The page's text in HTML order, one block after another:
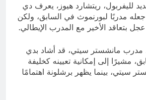
لليفربول، ريتشارد هيوز، يعرف دي
مدربًا لبورنموث في السابق، ولكن
عجل بتعاقد الأخير مع المدرب الإيطالي.
مدرب مانشستر سيتي، قد أشاد بدي
مشيرًا إلى إمكانية تعيينه كخليفة
سيتي، بينما يظهر برشلونة اهتمامًا